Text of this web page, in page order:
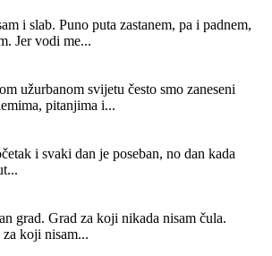
i slab. Puno puta zastanem, pa i padnem,
Jer vodi me...
užurbanom svijetu često smo zaneseni
pitanjima i...
i svaki dan je poseban, no dan kada
grad. Grad za koji nikada nisam čula.
koji nisam...